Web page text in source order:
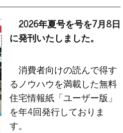
2026年夏号を号を7月8日
に発刊いたしました。
消費者向けの読んで得す
るノウハウを満載した無料
住宅情報紙「ユーザー版」
を年4回発行しておりま
す。